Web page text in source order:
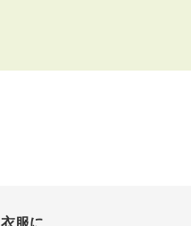
衣服に